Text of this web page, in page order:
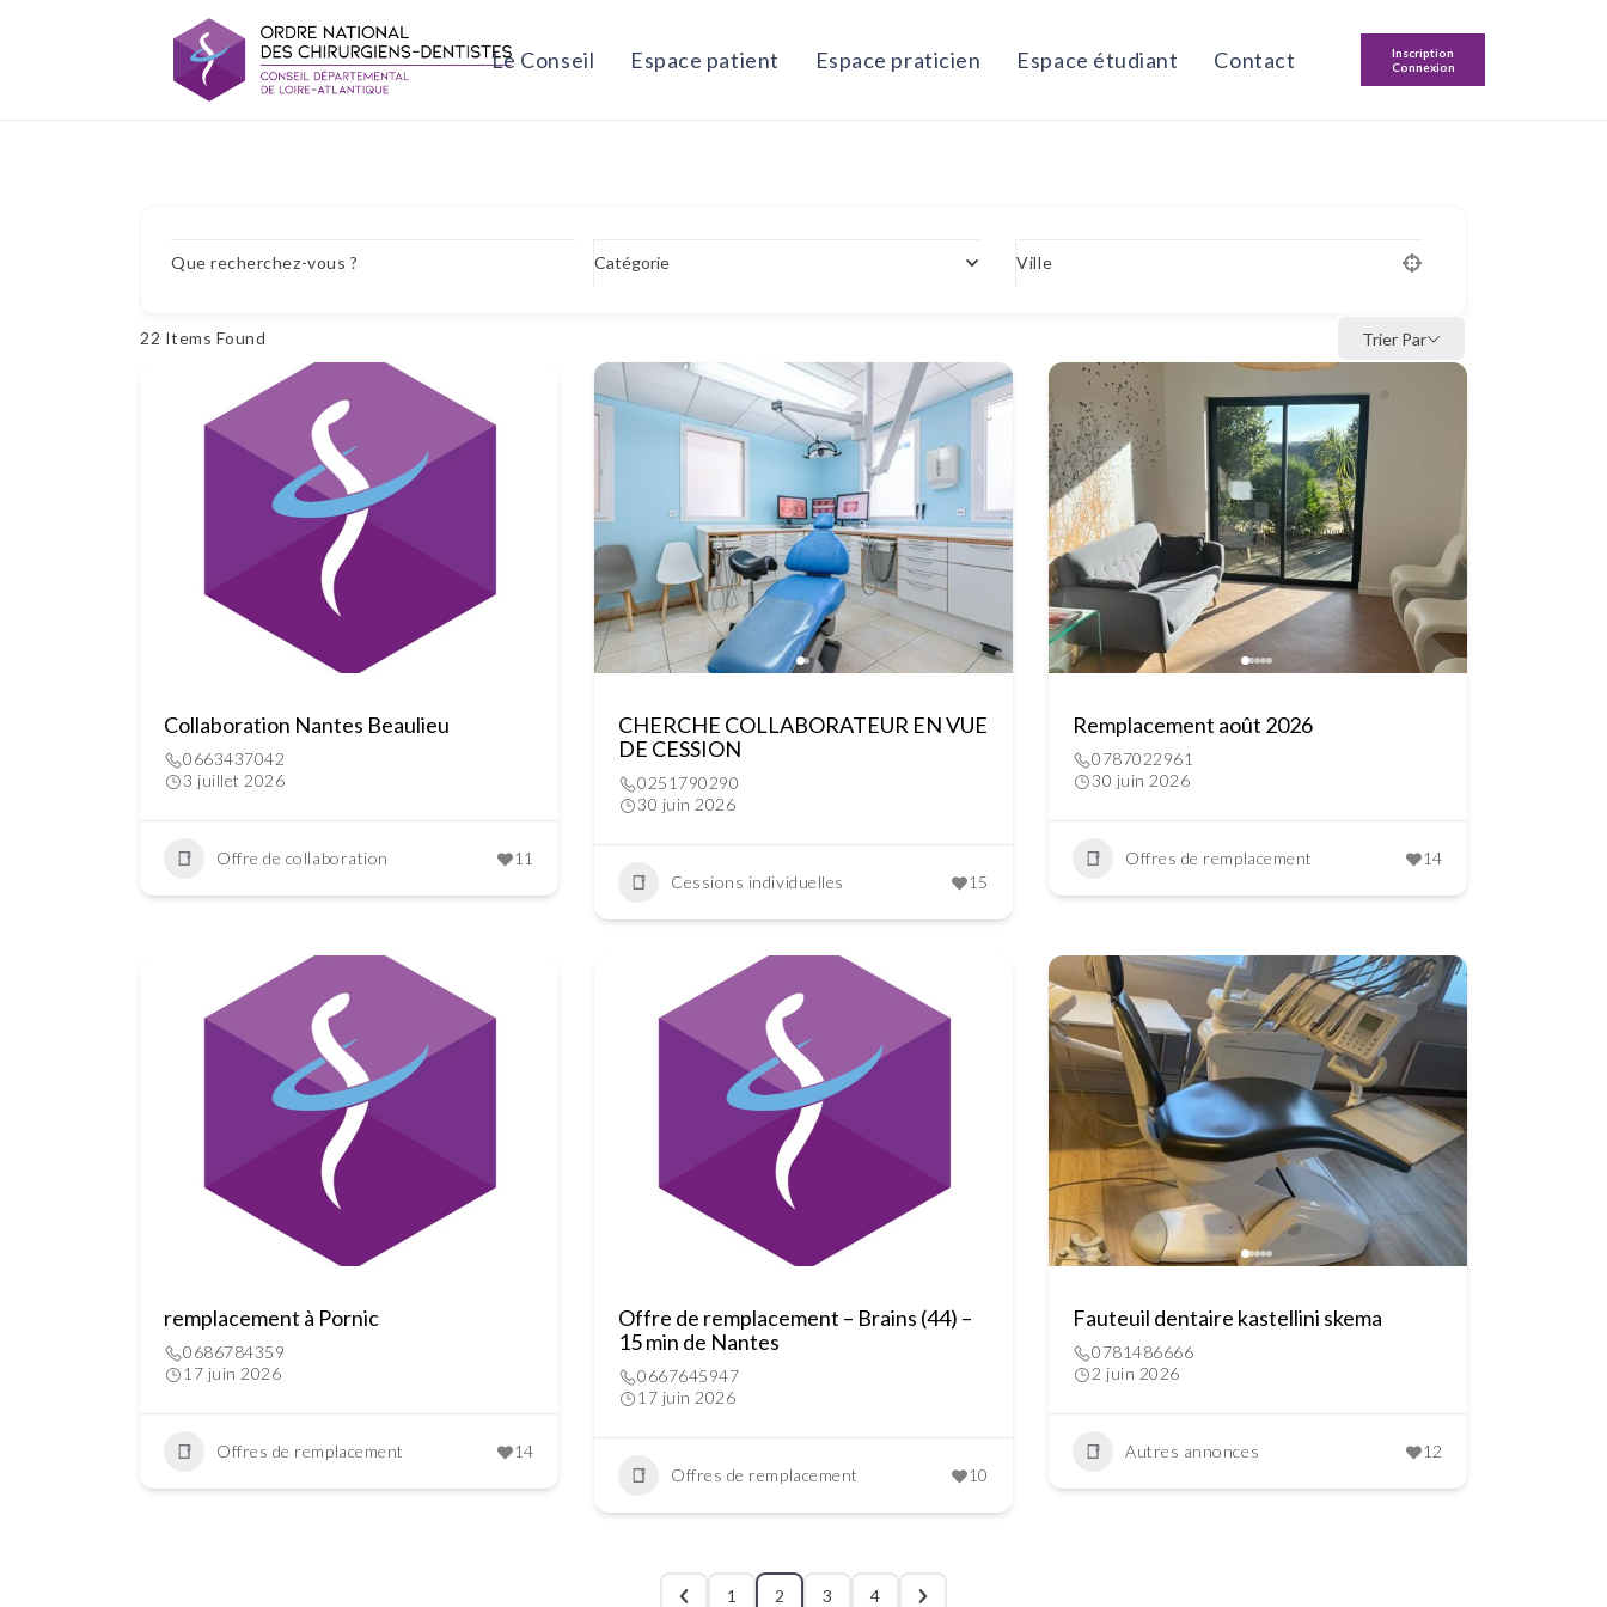
Le Conseil Espace patient Espace praticien Espace étudiant Contact
Inscription
Connexion
Que recherchez-vous ? Catégorie Ville
22 Items Found Trier Par
Collaboration Nantes Beaulieu
0663437042
3 juillet 2026
Offre de collaboration 11
CHERCHE COLLABORATEUR EN VUE
DE CESSION
0251790290
30 juin 2026
Cessions individuelles 15
Remplacement août 2026
0787022961
30 juin 2026
Offres de remplacement 14
remplacement à Pornic
0686784359
17 juin 2026
Offres de remplacement 14
Offre de remplacement – Brains (44) –
15 min de Nantes
0667645947
17 juin 2026
Offres de remplacement 10
Fauteuil dentaire kastellini skema
0781486666
2 juin 2026
Autres annonces 12
1 2 3 4